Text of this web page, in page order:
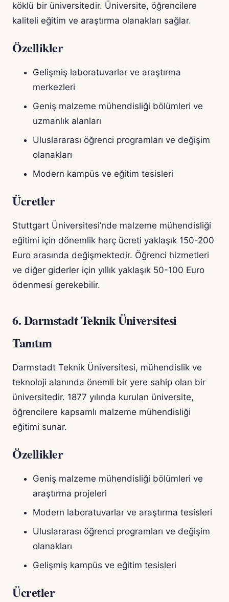
köklü bir üniversitedir. Üniversite, öğrencilere
kaliteli eğitim ve araştırma olanakları sağlar.
Özellikler
Gelişmiş laboratuvarlar ve araştırma
merkezleri
Geniş malzeme mühendisliği bölümleri ve
uzmanlık alanları
Uluslararası öğrenci programları ve değişim
olanakları
Modern kampüs ve eğitim tesisleri
Ücretler
Stuttgart Üniversitesi’nde malzeme mühendisliği
eğitimi için dönemlik harç ücreti yaklaşık 150-200
Euro arasında değişmektedir. Öğrenci hizmetleri
ve diğer giderler için yıllık yaklaşık 50-100 Euro
ödenmesi gerekebilir.
6. Darmstadt Teknik Üniversitesi
Tanıtım
Darmstadt Teknik Üniversitesi, mühendislik ve
teknoloji alanında önemli bir yere sahip olan bir
üniversitedir. 1877 yılında kurulan üniversite,
öğrencilere kapsamlı malzeme mühendisliği
eğitimi sunar.
Özellikler
Geniş malzeme mühendisliği bölümleri ve
araştırma projeleri
Modern laboratuvarlar ve araştırma tesisleri
Uluslararası öğrenci programları ve değişim
olanakları
Gelişmiş kampüs ve eğitim tesisleri
Ücretler